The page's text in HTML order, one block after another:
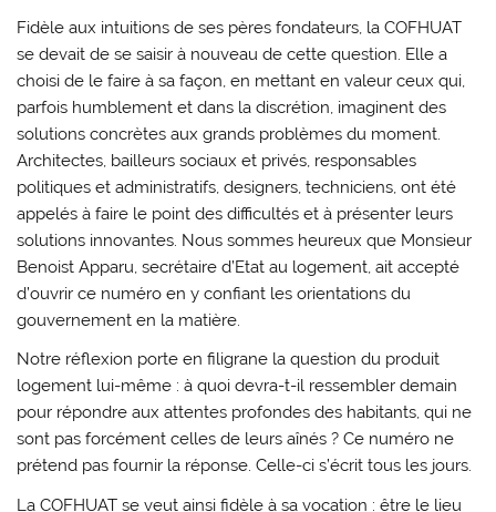
Fidèle aux intuitions de ses pères fondateurs, la COFHUAT
se devait de se saisir à nouveau de cette question. Elle a
choisi de le faire à sa façon, en mettant en valeur ceux qui,
parfois humblement et dans la discrétion, imaginent des
solutions concrètes aux grands problèmes du moment.
Architectes, bailleurs sociaux et privés, responsables
politiques et administratifs, designers, techniciens, ont été
appelés à faire le point des difficultés et à présenter leurs
solutions innovantes. Nous sommes heureux que Monsieur
Benoist Apparu, secrétaire d’Etat au logement, ait accepté
d’ouvrir ce numéro en y confiant les orientations du
gouvernement en la matière.
Notre réflexion porte en filigrane la question du produit
logement lui-même : à quoi devra-t-il ressembler demain
pour répondre aux attentes profondes des habitants, qui ne
sont pas forcément celles de leurs aînés ? Ce numéro ne
prétend pas fournir la réponse. Celle-ci s’écrit tous les jours.
La COFHUAT se veut ainsi fidèle à sa vocation : être le lieu